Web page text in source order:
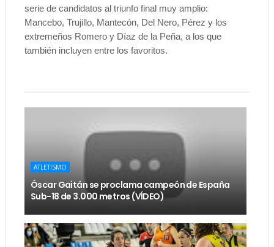
serie de candidatos al triunfo final muy amplio:
Mancebo, Trujillo, Mantecón, Del Nero, Pérez y los
extremeños Romero y Díaz de la Peña, a los que
también incluyen entre los favoritos.
ATLETISMO
Óscar Gaitán se proclama campeón de España
Sub-18 de 3.000 metros (VÍDEO)